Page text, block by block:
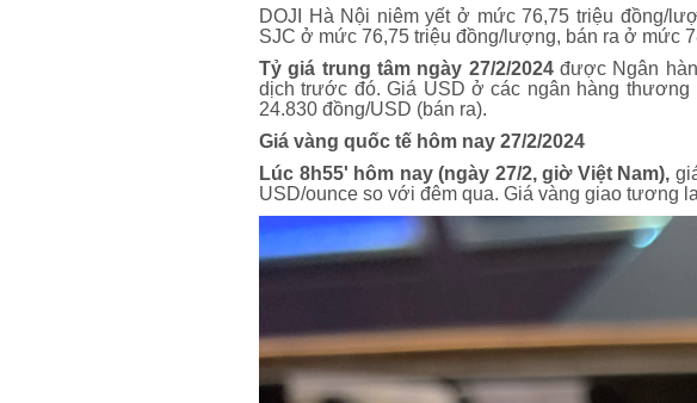
DOJI Hà Nội niêm yết ở mức 76,75 triệu đồng/
SJC ở mức 76,75 triệu đồng/lượng, bán ra ở mức
Tỷ giá trung tâm ngày 27/2/2024được Ngân
dịch trước đó. Giá USD ở các ngân hàng
24.830 đồng/USD (bán ra).
Giá vàng quốc tế hôm nay 27/2/2024
Lúc 8h55' hôm nay (ngày 27/2, giờ Việt Nam),
USD/ounce so với đêm qua. Giá vàng giao tương